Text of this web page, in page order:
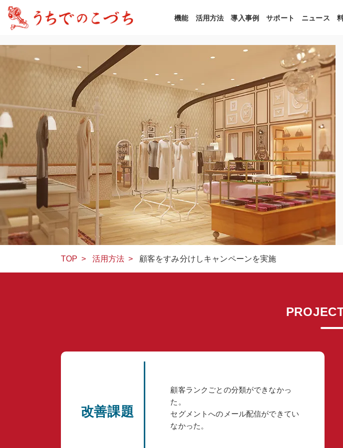
機能 活用方法 導入事例 サポート ニュース
TOP > 活用方法 > 顧客をすみ分けしキャンペーンを実施
改善課題
顧客ランクごとの分類ができなかっ
た。
セグメントへのメール配信ができてい
なかった。